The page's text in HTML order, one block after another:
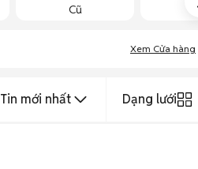
Cũ
Xem Cửa hàng
Tin mới nhất Dạng lưới